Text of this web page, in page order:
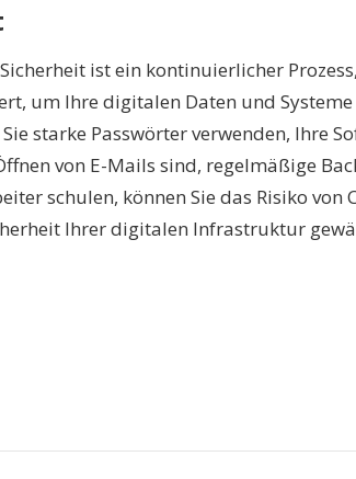
ist ein kontinuierlicher
um Ihre digitalen Daten und
starke Passwörter verwenden, Ihre
von E-Mails sind, regelmäßige
schulen, können Sie das Risiko
Ihrer digitalen Infrastruktur